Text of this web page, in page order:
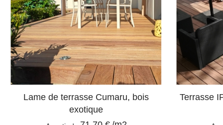
Lame de terrasse Cumaru, bois
exotique
Terrasse